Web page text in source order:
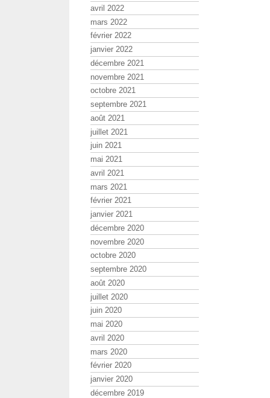
avril 2022
mars 2022
février 2022
janvier 2022
décembre 2021
novembre 2021
octobre 2021
septembre 2021
août 2021
juillet 2021
juin 2021
mai 2021
avril 2021
mars 2021
février 2021
janvier 2021
décembre 2020
novembre 2020
octobre 2020
septembre 2020
août 2020
juillet 2020
juin 2020
mai 2020
avril 2020
mars 2020
février 2020
janvier 2020
décembre 2019